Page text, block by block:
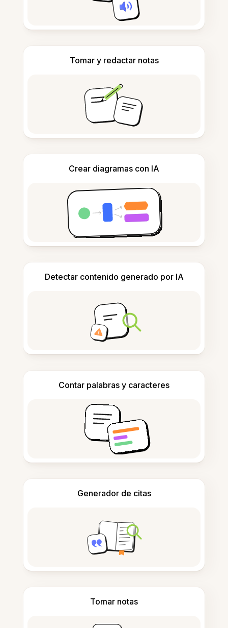
Tomar y redactar notas
Crear diagramas con IA
Detectar contenido generado por IA
Contar palabras y caracteres
Generador de citas
Tomar notas